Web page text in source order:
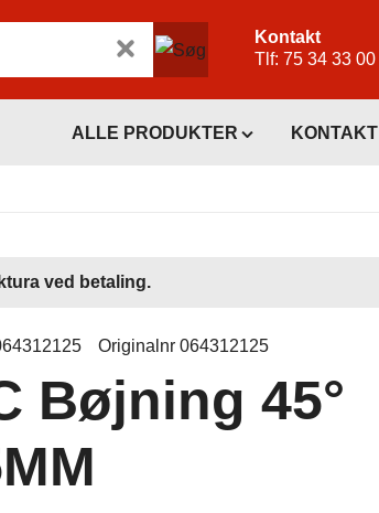
Kontakt
Tlf: 75 34 33 00
ALLE PRODUKTER KONTAKT
ved betaling.
Originalnr 064312125
Bøjning 45°